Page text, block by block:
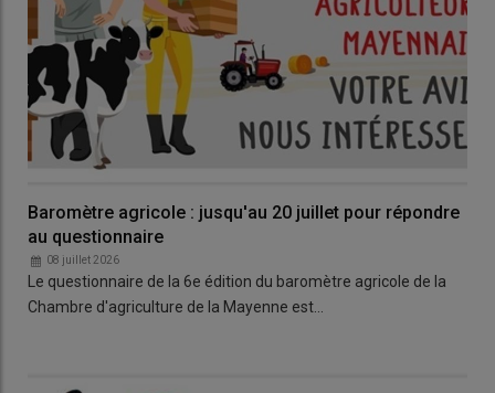
Baromètre agricole : jusqu'au 20 juillet pour répondre
au questionnaire
08 juillet 2026
Le questionnaire de la 6e édition du baromètre agricole de la
Chambre d'agriculture de la Mayenne est…